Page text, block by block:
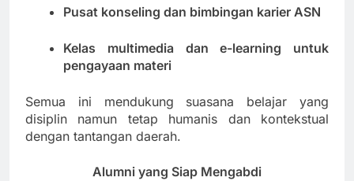
Pusat konseling dan bimbingan karier ASN
Kelas multimedia dan e-learning untuk
pengayaan materi
Semua ini mendukung suasana belajar yang
disiplin namun tetap humanis dan kontekstual
dengan tantangan daerah.
Alumni yang Siap Mengabdi